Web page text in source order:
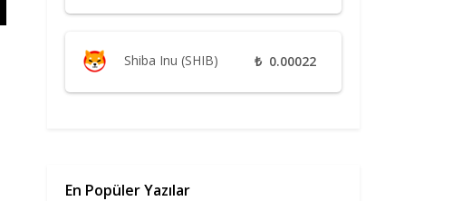
Shiba Inu (SHIB) ₺ 0.00022
En Popüler Yazılar